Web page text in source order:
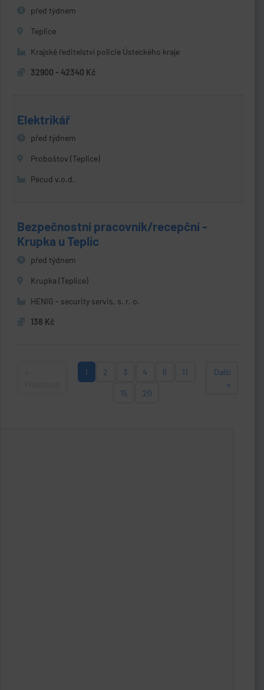
před týdnem
Teplice
Krajské ředitelství policie Ústeckého kraje
32900 - 42340 Kč
Elektrikář
před týdnem
Proboštov (Teplice)
Pecud v.o.d.
Bezpečnostní pracovník/recepční -
Krupka u Teplic
před týdnem
Krupka (Teplice)
HENIG - security servis, s. r. o.
138 Kč
1 2 3 4 6 11
15 20
Další
»